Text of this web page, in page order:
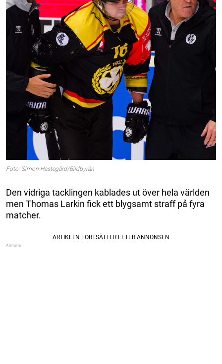
Foto: Simon Hastegård/Bildbyrån
Den vidriga tacklingen kablades ut över hela världen
men Thomas Larkin fick ett blygsamt straff på fyra
matcher.